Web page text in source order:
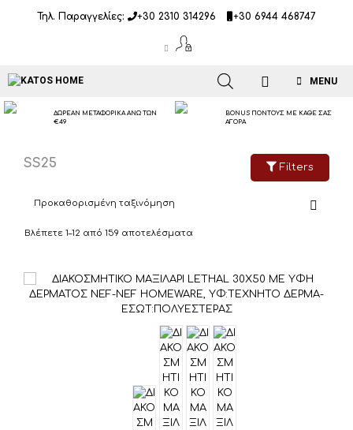
Τηλ. Παραγγελίες: +30 2310 314296 +30 6944 468747
MENU
ΔΩΡΕΑΝ ΜΕΤΑΦΟΡΙΚΑ ΑΝΩ ΤΩΝ
€49
BONUS ΠΟΝΤΟΥΣ ΜΕ ΚΑΘΕ ΣΑΣ
ΑΓΟΡΑ
Filters
SS25
Βλέπετε 1–12 από 159 αποτελέσματα